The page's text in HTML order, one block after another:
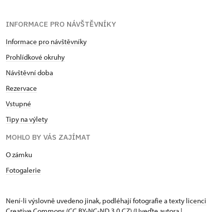
INFORMACE PRO NÁVŠTĚVNÍKY
Informace pro návštěvníky
Prohlídkové okruhy
Návštěvní doba
Rezervace
Vstupné
Tipy na výlety
MOHLO BY VÁS ZAJÍMAT
O zámku
Fotogalerie
Není-li výslovně uvedeno jinak, podléhají fotografie a texty licenci